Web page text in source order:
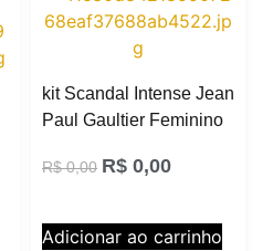
kit Scandal Intense Jean
Paul Gaultier Feminino
R$0,00 R$ 0,00
Adicionar ao carrinho